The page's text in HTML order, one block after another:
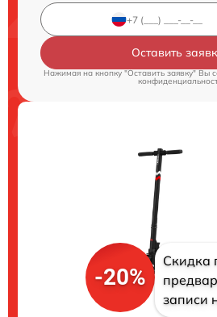
Оставить
Нажимая на кнопку "Оставить заявку" Вы
-20%
Скидка
записи